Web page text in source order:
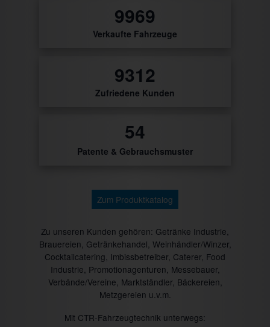
10396
Verkaufte Fahrzeuge
9711
Zufriedene Kunden
56
Patente & Gebrauchsmuster
Zum Produktkatalog
Zu unseren Kunden gehören: Getränke Industrie,
Brauereien, Getränkehandel, Weinhändler/Winzer,
Cocktailcatering, Imbissbetreiber, Caterer, Food
Industrie, Promotionagenturen, Messebauer,
Verbände/Vereine, Marktständler, Bäckereien,
Metzgereien u.v.m.
Mit CTR-Fahrzeugtechnik unterwegs: